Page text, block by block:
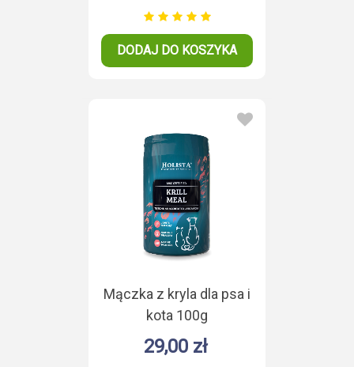
DODAJ DO KOSZYKA
Mączka z kryla dla psa i
kota 100g
29,00 zł